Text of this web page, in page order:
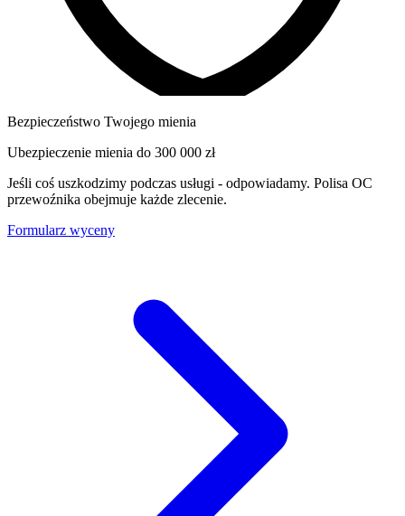
Bezpieczeństwo Twojego mienia
Ubezpieczenie mienia do 300 000 zł
Jeśli coś uszkodzimy podczas usługi - odpowiadamy. Polisa OC
przewoźnika obejmuje każde zlecenie.
Formularz wyceny